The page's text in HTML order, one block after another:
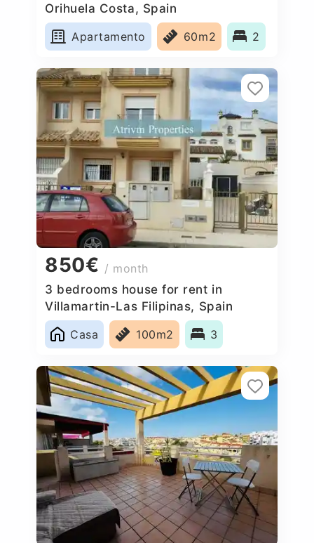
Orihuela Costa, Spain
Apartamento
60m2 2
850€ / month
3 bedrooms house for rent in
Villamartin-Las Filipinas, Spain
Casa
100m2 3